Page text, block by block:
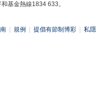
基金熱線1834 633。
規例 提倡有節制博彩 私